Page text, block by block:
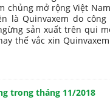
chủng mở rộng Việt
là Quinvaxem do công
sản xuất trên qui
thế vắc xin
trong tháng 11/2018